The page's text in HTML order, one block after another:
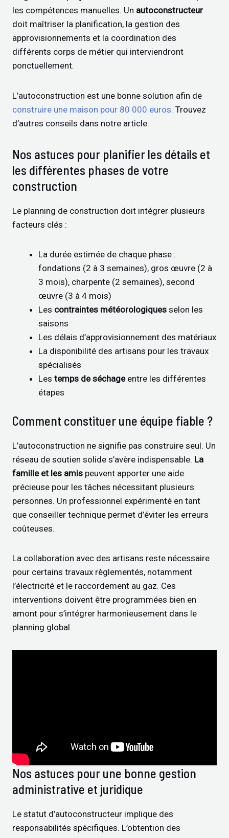
les compétences manuelles. Un autoconstructeur
doit maîtriser la planification, la gestion des
approvisionnements et la coordination des
différents corps de métier qui interviendront
ponctuellement.
L’autoconstruction est une bonne solution afin de
construire une maison pour 80 000 euros.Trouvez
d’autres conseils dans notre article.
Nos astuces pour planifier les détails et
les différentes phases de votre
construction
Le planning de construction doit intégrer plusieurs
facteurs clés :
La durée estimée de chaque phase :
fondations (2 à 3 semaines), gros œuvre (2 à
3 mois), charpente (2 semaines), second
œuvre (3 à 4 mois)
Les contraintes météorologiques selon les
saisons
Les délais d’approvisionnement des matériaux
La disponibilité des artisans pour les travaux
spécialisés
Les temps de séchageentre les différentes
étapes
Comment constituer une équipe fiable ?
L’autoconstruction ne signifie pas construire seul. Un
réseau de soutien solide s’avère indispensable. La
famille et les amis peuvent apporter une aide
précieuse pour les tâches nécessitant plusieurs
personnes. Un professionnel expérimenté en tant
que conseiller technique permet d’éviter les erreurs
coûteuses.
La collaboration avec des artisans reste nécessaire
pour certains travaux règlementés, notamment
l’électricité et le raccordement au gaz. Ces
interventions doivent être programmées bien en
amont pour s’intégrer harmonieusement dans le
planning global.
Nos astuces pour une bonne gestion
administrative et juridique
Le statut d’autoconstructeur implique des
responsabilités spécifiques. L’obtention des